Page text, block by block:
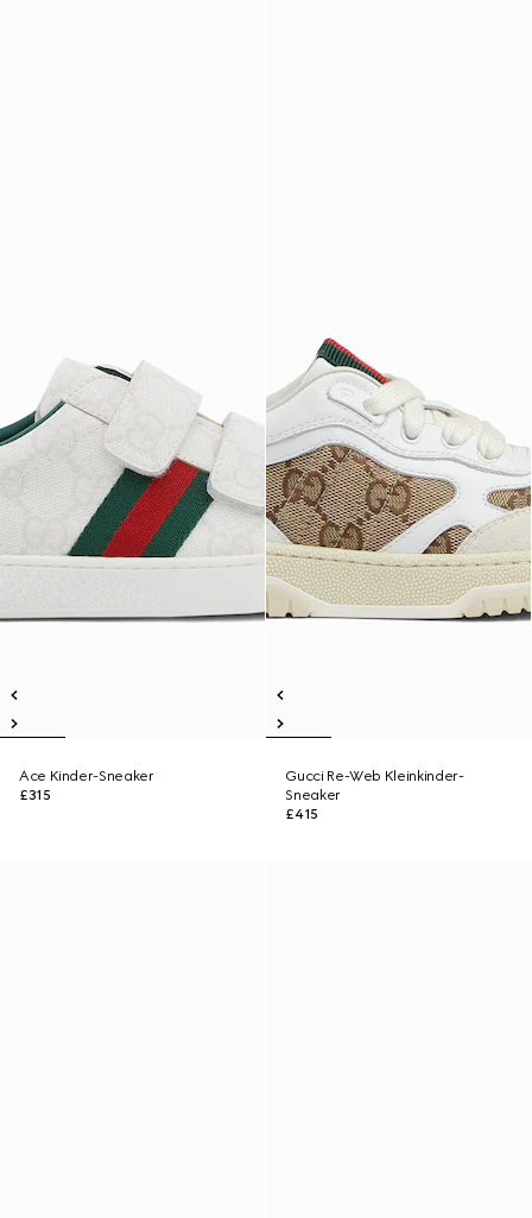
Ace Kinder-Sneaker
£315
Gucci Re-Web Kleinkinder-
Sneaker
£415